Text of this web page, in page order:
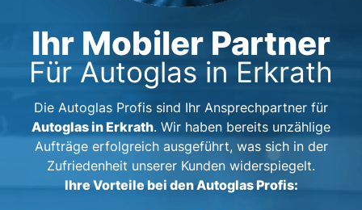
Ihr Mobiler Partner
Für Autoglas in Erkrath
Die Autoglas Profis sind Ihr Ansprechpartner für
Autoglas in Erkrath. Wir haben bereits unzählige
Aufträge erfolgreich ausgeführt, was sich in der
Zufriedenheit unserer Kunden widerspiegelt.
Ihre Vorteile bei den Autoglas Profis: